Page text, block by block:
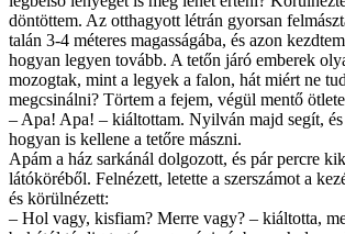
döntöttem. Az otthagyott létrán gyorsan
talán 3-4 méteres magasságába, és azon
hogyan legyen tovább. A tetőn járó emberek
mozogtak, mint a legyek a falon, hát miért ne
megcsinálni? Törtem a fejem, végül mentő
– Apa! Apa! – kiáltottam. Nyilván majd segít, és
hogyan is kellene a tetőre mászni.
Apám a ház sarkánál dolgozott, és pár percre
látóköréből. Felnézett, letette a szerszámot a
és körülnézett:
– Hol vagy, kisfiam? Merre vagy? – kiáltotta,